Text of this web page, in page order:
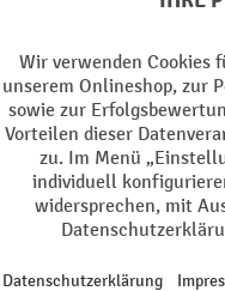
470 mm